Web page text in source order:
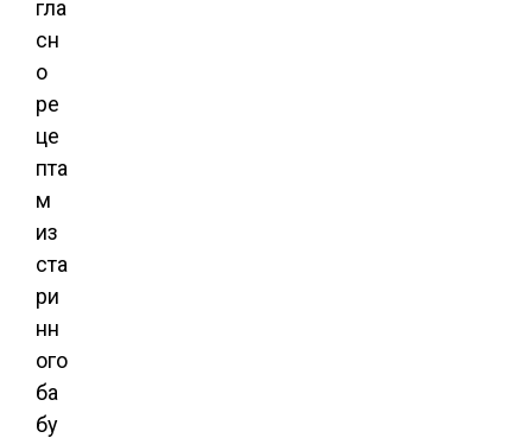
гла
сн
о
ре
це
пта
м
из
ста
ри
нн
ого
ба
бу